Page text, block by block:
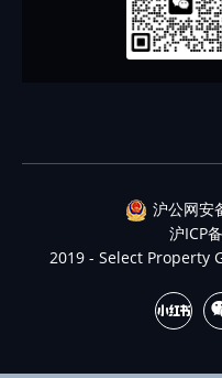
沪公网安
沪ICP
2019 - Select Property